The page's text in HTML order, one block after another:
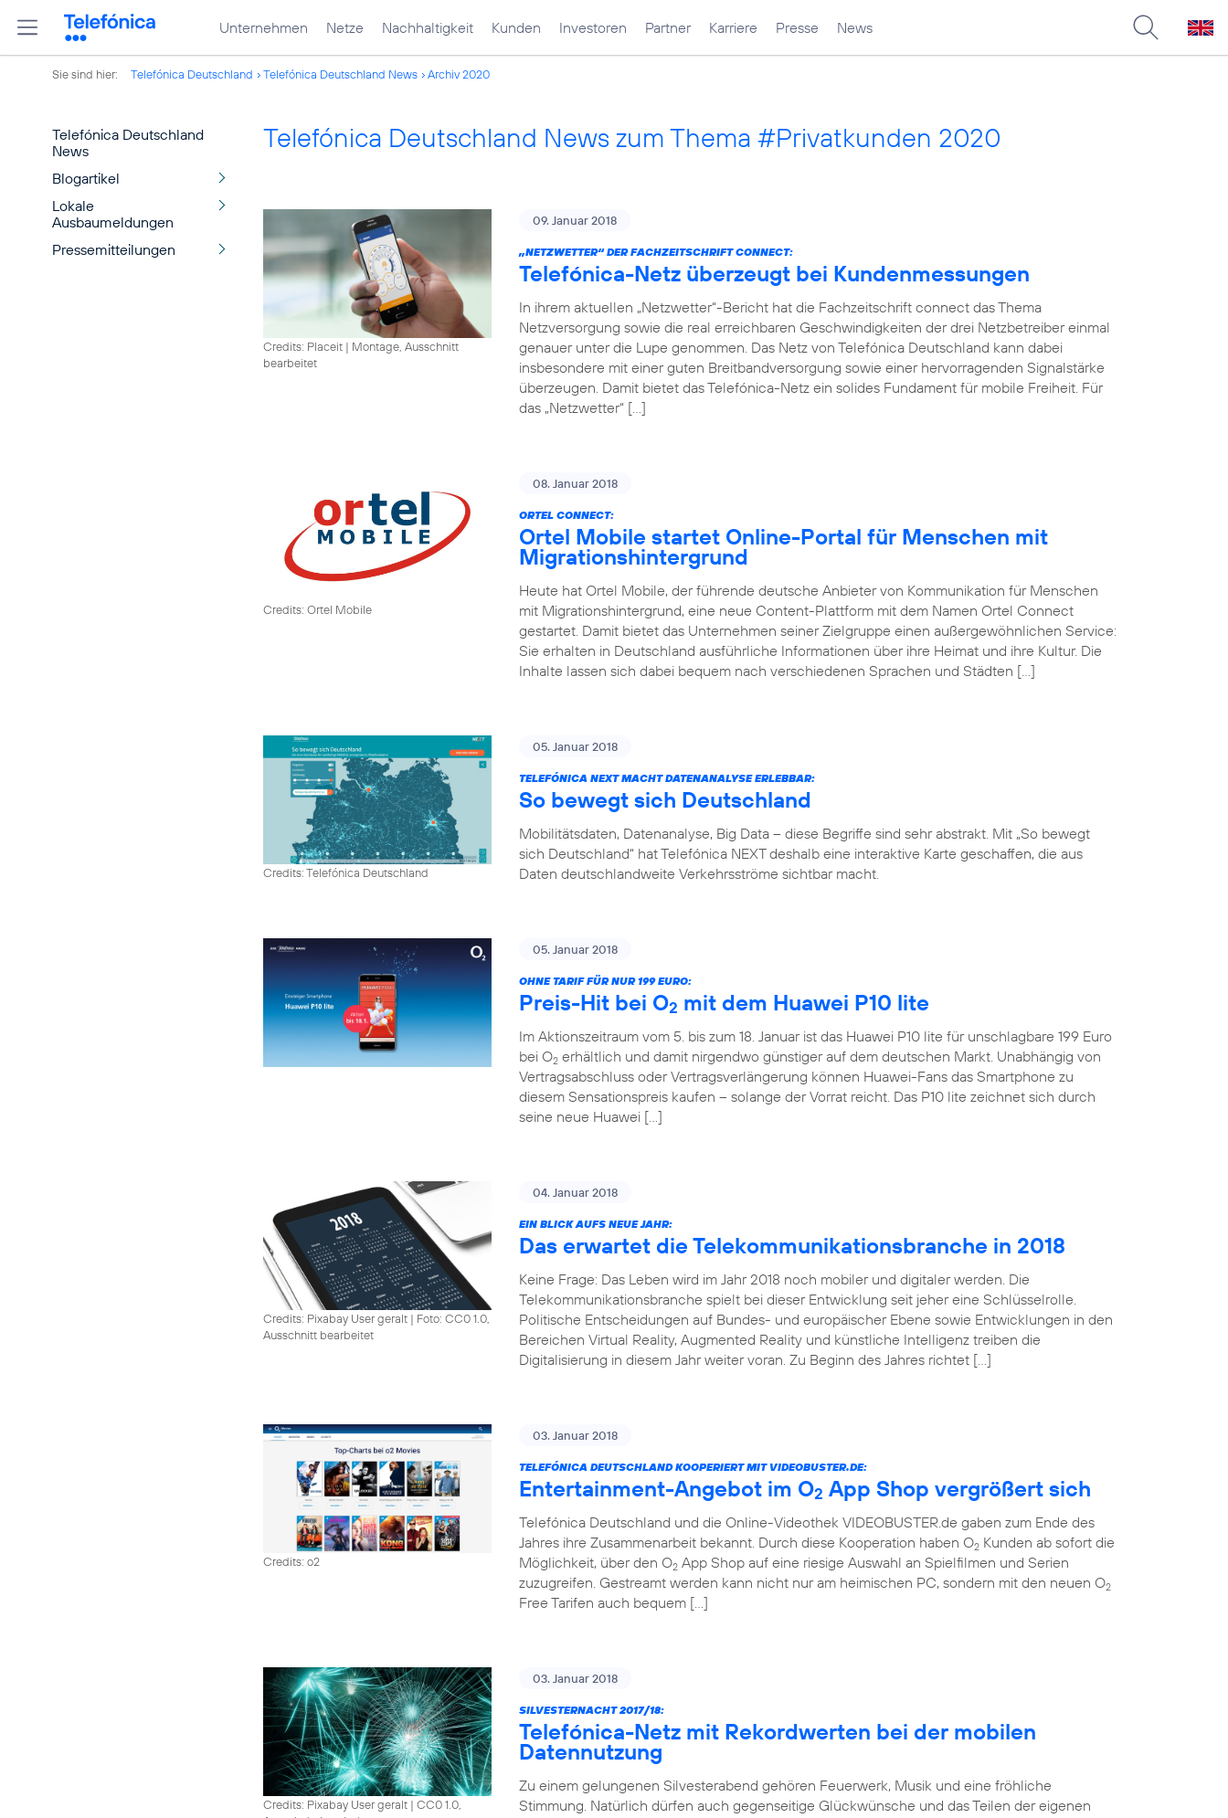
Unternehmen Netze Nachhaltigkeit Kunden Investoren Partner Karriere Presse News
Sie sind hier: Telefónica Deutschland Telefónica Deutschland News Archiv 2020
Telefónica Deutschland
News
Blogartikel
Lokale
Ausbaumeldungen
Pressemitteilungen
Telefónica Deutschland News zum Thema #Privatkunden 2020
Credits: Placeit | Montage, Ausschnitt
bearbeitet
09. Januar 2018
„NETZWETTER“ DER FACHZEITSCHRIFT CONNECT:
Telefónica-Netz überzeugt bei Kundenmessungen
In ihrem aktuellen „Netzwetter“-Bericht hat die Fachzeitschrift connect das Thema
Netzversorgung sowie die real erreichbaren Geschwindigkeiten der drei Netzbetreiber einmal
genauer unter die Lupe genommen. Das Netz von Telefónica Deutschland kann dabei
insbesondere mit einer guten Breitbandversorgung sowie einer hervorragenden Signalstärke
überzeugen. Damit bietet das Telefónica-Netz ein solides Fundament für mobile Freiheit. Für
das „Netzwetter“ […]
Credits: Ortel Mobile
08. Januar 2018
ORTEL CONNECT:
Ortel Mobile startet Online-Portal für Menschen mit
Migrationshintergrund
Heute hat Ortel Mobile, der führende deutsche Anbieter von Kommunikation für Menschen
mit Migrationshintergrund, eine neue Content-Plattform mit dem Namen Ortel Connect
gestartet. Damit bietet das Unternehmen seiner Zielgruppe einen außergewöhnlichen Service:
Sie erhalten in Deutschland ausführliche Informationen über ihre Heimat und ihre Kultur. Die
Inhalte lassen sich dabei bequem nach verschiedenen Sprachen und Städten […]
Credits: Telefónica Deutschland
05. Januar 2018
TELEFÓNICA NEXT MACHT DATENANALYSE ERLEBBAR:
So bewegt sich Deutschland
Mobilitätsdaten, Datenanalyse, Big Data – diese Begriffe sind sehr abstrakt. Mit „So bewegt
sich Deutschland“ hat Telefónica NEXT deshalb eine interaktive Karte geschaffen, die aus
Daten deutschlandweite Verkehrsströme sichtbar macht.
05. Januar 2018
OHNE TARIF FÜR NUR 199 EURO:
Preis-Hit bei O2 mit dem Huawei P10 lite
Im Aktionszeitraum vom 5. bis zum 18. Januar ist das Huawei P10 lite für unschlagbare 199 Euro
bei O2 erhältlich und damit nirgendwo günstiger auf dem deutschen Markt. Unabhängig von
Vertragsabschluss oder Vertragsverlängerung können Huawei-Fans das Smartphone zu
diesem Sensationspreis kaufen – solange der Vorrat reicht. Das P10 lite zeichnet sich durch
seine neue Huawei […]
Credits: Pixabay User geralt | Foto: CC0 1.0,
Ausschnitt bearbeitet
04. Januar 2018
EIN BLICK AUFS NEUE JAHR:
Das erwartet die Telekommunikationsbranche in 2018
Keine Frage: Das Leben wird im Jahr 2018 noch mobiler und digitaler werden. Die
Telekommunikationsbranche spielt bei dieser Entwicklung seit jeher eine Schlüsselrolle.
Politische Entscheidungen auf Bundes- und europäischer Ebene sowie Entwicklungen in den
Bereichen Virtual Reality, Augmented Reality und künstliche Intelligenz treiben die
Digitalisierung in diesem Jahr weiter voran. Zu Beginn des Jahres richtet […]
Credits: o2
03. Januar 2018
TELEFÓNICA DEUTSCHLAND KOOPERIERT MIT VIDEOBUSTER.DE:
Entertainment-Angebot im O2 App Shop vergrößert sich
Telefónica Deutschland und die Online-Videothek VIDEOBUSTER.de gaben zum Ende des
Jahres ihre Zusammenarbeit bekannt. Durch diese Kooperation haben O2 Kunden ab sofort die
Möglichkeit, über den O2 App Shop auf eine riesige Auswahl an Spielfilmen und Serien
zuzugreifen. Gestreamt werden kann nicht nur am heimischen PC, sondern mit den neuen O2
Free Tarifen auch bequem […]
Credits: Pixabay User geralt | CC0 1.0,
03. Januar 2018
SILVESTERNACHT 2017/18:
Telefónica-Netz mit Rekordwerten bei der mobilen
Datennutzung
Zu einem gelungenen Silvesterabend gehören Feuerwerk, Musik und eine fröhliche
Stimmung. Natürlich dürfen auch gegenseitige Glückwünsche und das Teilen der eigenen